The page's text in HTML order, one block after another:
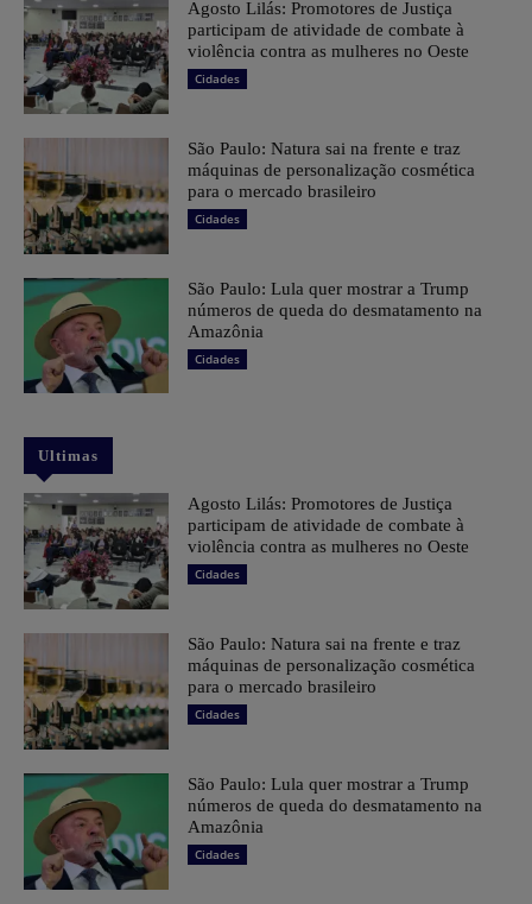
Agosto Lilás: Promotores de Justiça
participam de atividade de combate à
violência contra as mulheres no Oeste
Cidades
São Paulo: Natura sai na frente e traz
máquinas de personalização cosmética
para o mercado brasileiro
Cidades
São Paulo: Lula quer mostrar a Trump
números de queda do desmatamento na
Amazônia
Cidades
Ultimas
Agosto Lilás: Promotores de Justiça
participam de atividade de combate à
violência contra as mulheres no Oeste
Cidades
São Paulo: Natura sai na frente e traz
máquinas de personalização cosmética
para o mercado brasileiro
Cidades
São Paulo: Lula quer mostrar a Trump
números de queda do desmatamento na
Amazônia
Cidades